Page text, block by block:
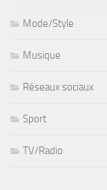
Mode/Style
Musique
Réseaux sociaux
Sport
TV/Radio